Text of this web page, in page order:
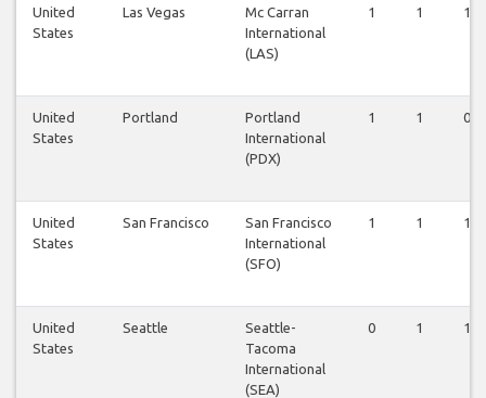
United
States
Las Vegas
Mc Carran
International
(LAS)
1 1 1
United
States
Portland
Portland
International
(PDX)
1 1 0
United
States
San Francisco
San Francisco
International
(SFO)
1 1 1
United
States
Seattle
Seattle-
Tacoma
International
(SEA)
0 1 1